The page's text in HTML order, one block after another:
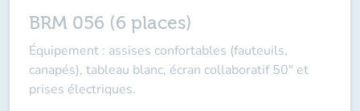
BRM 056 (6 places)
Équipement : assises confortables (fauteuils,
canapés), tableau blanc, écran collaboratif 50" et
prises électriques.